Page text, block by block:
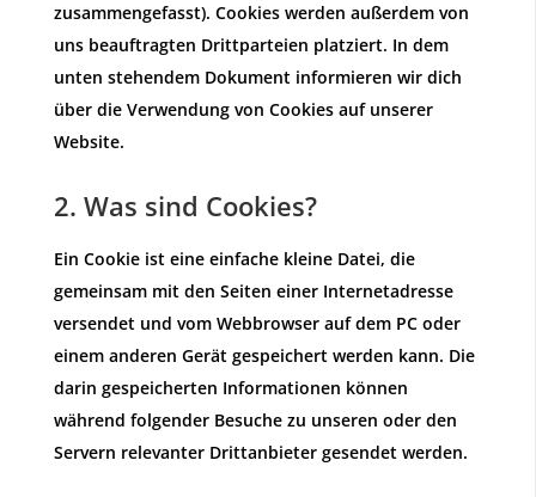
zusammengefasst). Cookies werden außerdem von
uns beauftragten Drittparteien platziert. In dem
unten stehendem Dokument informieren wir dich
über die Verwendung von Cookies auf unserer
Website.
2. Was sind Cookies?
Ein Cookie ist eine einfache kleine Datei, die
gemeinsam mit den Seiten einer Internetadresse
versendet und vom Webbrowser auf dem PC oder
einem anderen Gerät gespeichert werden kann. Die
darin gespeicherten Informationen können
während folgender Besuche zu unseren oder den
Servern relevanter Drittanbieter gesendet werden.